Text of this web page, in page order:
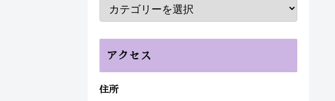
アクセス
住所